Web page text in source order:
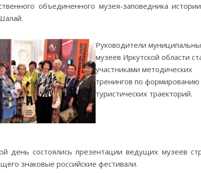
объединенного музея-заповедника
Руководители
музеев Иркутской области
участниками методических
тренингов по формированию
туристических траекторий.
день состоялись презентации ведущих музеев
знаковые российские фестивали.